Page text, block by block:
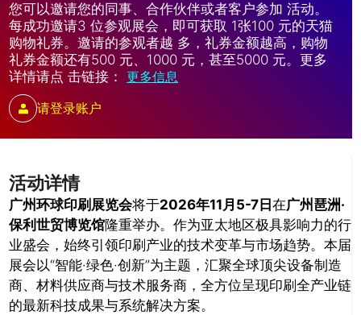
活动详情
广州环球印刷展览会将于2026年11月5-7日 在广州琶洲·
保利世贸博览馆隆重举办。作为亚太地区极具影响力的行
业盛会，始终引领印刷产业的技术变革与市场趋势。本届
展会以“智能·绿色·创新”为主题，汇聚全球顶尖设备制造
商、材料供应商与技术服务商，全方位呈现印刷全产业链
的最新科技成果与系统解决方案。
您可以邀请您的同事、合作伙伴或者客户参加 活动。
每成功邀请3 位参观展会，即可获取 1张100 元的天猫
购物礼券。邀请的参观者越 多，礼券金额越高，购物
礼券金额还有500 元、1000 元，甚至5000 元。更多
详情请点 击链接： 更多信息
请登录账户